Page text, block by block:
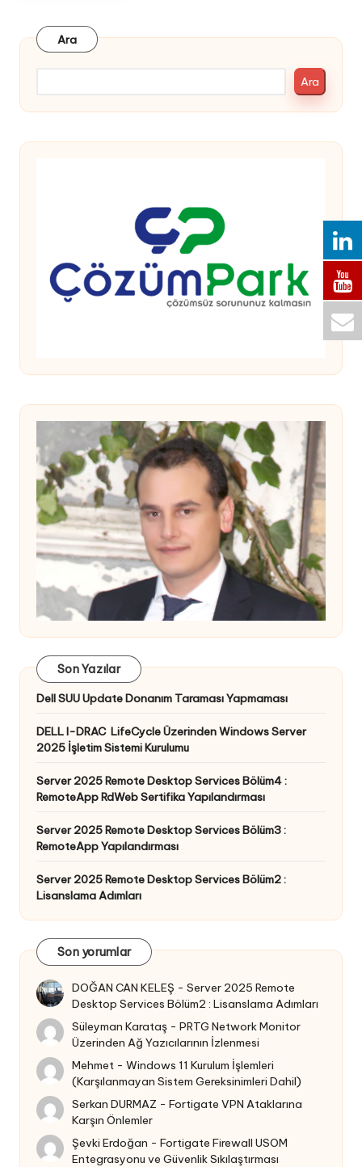
Ara
Ara
Son Yazılar
Dell SUU Update Donanım Taraması Yapmaması
DELL I-DRAC LifeCycle Üzerinden Windows Server
2025 İşletim Sistemi Kurulumu
Server 2025 Remote Desktop Services Bölüm4 :
RemoteApp RdWeb Sertifika Yapılandırması
Server 2025 Remote Desktop Services Bölüm3 :
RemoteApp Yapılandırması
Server 2025 Remote Desktop Services Bölüm2 :
Lisanslama Adımları
Son yorumlar
DOĞAN CAN KELEŞ -Server 2025 Remote
Desktop Services Bölüm2 : Lisanslama Adımları
Süleyman Karataş -PRTG Network Monitor
Üzerinden Ağ Yazıcılarının İzlenmesi
Mehmet -Windows 11 Kurulum İşlemleri
(Karşılanmayan Sistem Gereksinimleri Dahil)
Serkan DURMAZ -Fortigate VPN Ataklarına
Karşın Önlemler
Şevki Erdoğan -Fortigate Firewall USOM
Entegrasyonu ve Güvenlik Sıkılaştırması